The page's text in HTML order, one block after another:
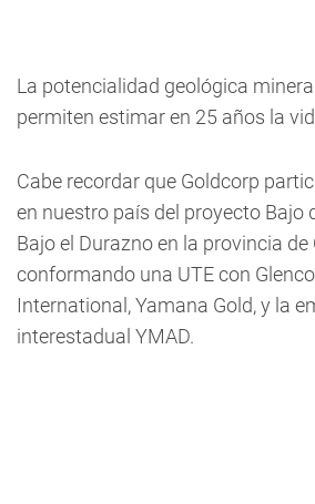
La potencialidad geológica
permiten estimar en 25 años la
Cabe recordar que Goldcorp
en nuestro país del proyecto Bajo
Bajo el Durazno en la provincia
conformando una UTE con
International, Yamana Gold, y la
interestadual YMAD.